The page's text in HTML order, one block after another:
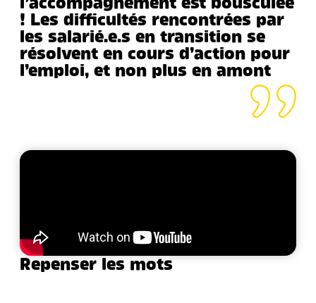
! Les difficultés rencontrées par
les salarié.e.s en transition se
résolvent en cours d’action pour
l’emploi, et non plus en amont
Repenser les mots